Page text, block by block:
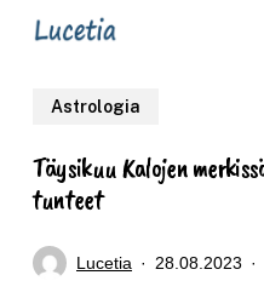
contentAstrologia
Täysikuu Kalojen
tunteet
Lucetia 28.08.2023